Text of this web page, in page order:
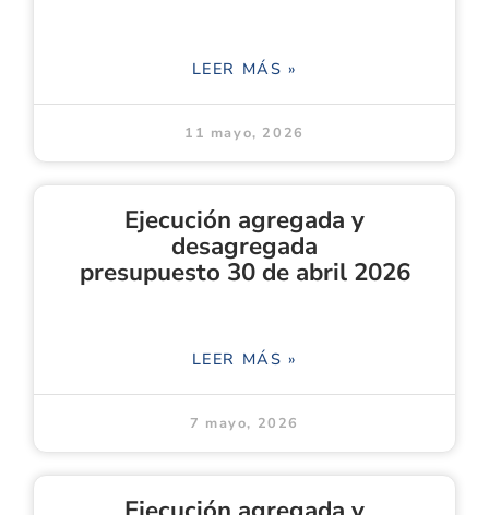
LEER MÁS »
11 mayo, 2026
Ejecución agregada y
desagregada
presupuesto 30 de abril 2026
LEER MÁS »
7 mayo, 2026